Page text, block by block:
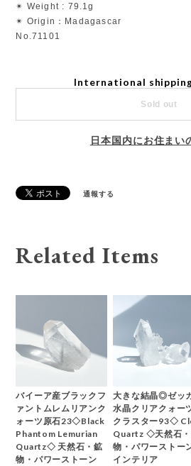
✴︎ Weight : 79.1g
✴︎ Origin：Madagascar
No.71101
International
Sold out
日本国内にお住まい
通報する
Related Items
バイーア産ブラックフ
ァントムレムリアンク
ォーツ原石23◇Black
Phantom Lemurian
Quartz◇ 天然石・鉱
物・パワーストーン
大きな結晶◎ゼッ
水晶クリアクォー
クラスター93◇
Quartz ◇天然石
物・パワーストー
インテリア